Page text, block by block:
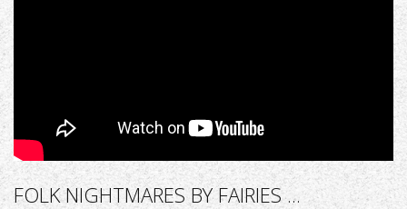
FOLK NIGHTMARES BY FAIRIES ...